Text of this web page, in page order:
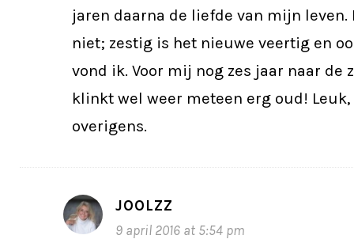
jaren daarna de liefde van mijn leven.
niet; zestig is het nieuwe veertig en
vond ik. Voor mij nog zes jaar naar de
klinkt wel weer meteen erg oud!
overigens.
JOOLZZ
9 april 2016 at 5:54 pm